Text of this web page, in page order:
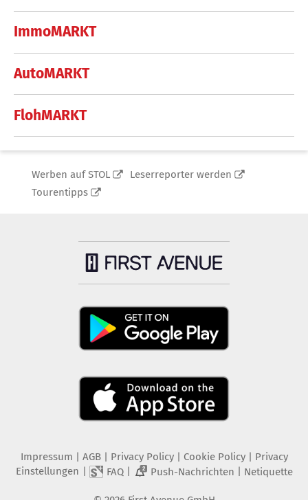
ImmoMARKT
AutoMARKT
FlohMARKT
Werben auf STOL
Leserreporter werden
Tourentipps
Impressum | AGB | Privacy Policy| Cookie Policy| Privacy
Einstellungen | FAQ| 2 Push-Nachrichten | Netiquette